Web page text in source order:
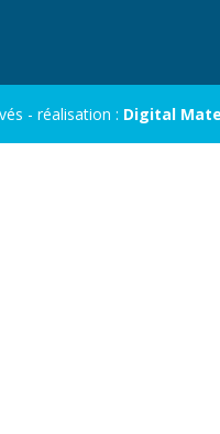
- réalisation : Digital Mate